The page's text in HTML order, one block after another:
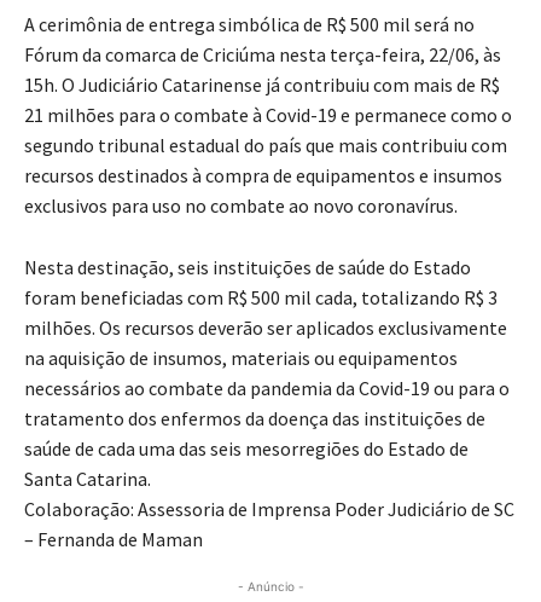
A cerimônia de entrega simbólica de R$ 500 mil será no
Fórum da comarca de Criciúma nesta terça-feira, 22/06, às
15h. O Judiciário Catarinense já contribuiu com mais de R$
21 milhões para o combate à Covid-19 e permanece como o
segundo tribunal estadual do país que mais contribuiu com
recursos destinados à compra de equipamentos e insumos
exclusivos para uso no combate ao novo coronavírus.
Nesta destinação, seis instituições de saúde do Estado
foram beneficiadas com R$ 500 mil cada, totalizando R$ 3
milhões. Os recursos deverão ser aplicados exclusivamente
na aquisição de insumos, materiais ou equipamentos
necessários ao combate da pandemia da Covid-19 ou para o
tratamento dos enfermos da doença das instituições de
saúde de cada uma das seis mesorregiões do Estado de
Santa Catarina.
Colaboração: Assessoria de Imprensa Poder Judiciário de SC
– Fernanda de Maman
- Anúncio -